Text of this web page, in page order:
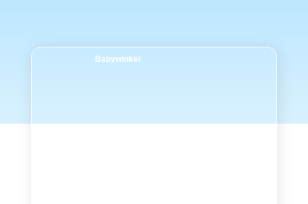
Babywinkel